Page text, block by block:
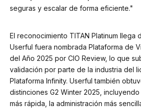
seguras y escalar de forma eficiente."
El reconocimiento TITAN Platinum llega
Userful fuera nombrada Plataforma de
del Año 2025 por CIO Review, lo que
validación por parte de la industria del
Plataforma Infinity. Userful también
distinciones G2 Winter 2025,
más rápida, la administración más